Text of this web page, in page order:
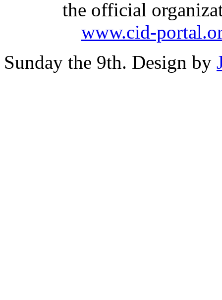
the official
www.cid-
Sunday the 9th. Design by